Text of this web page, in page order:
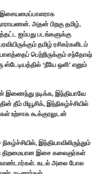
இசையமைப்பாளராக
அதன் பிறகு தமிழ்,
ஐம்பது படங்களுக்கு
தமிழ் ரசிகர்களிடம்
பெற்றிருக்கும் சந்தோஷ்
‘நீயே ஒளி’ எனும்
இணைந்து நடிக்க, இந்தியாவே
தீம் மியூசிக், இந்நிகழ்ச்சியில்
உற்சாக கூக்குரலுடன்
இந்தியாவிலிருந்தும்
திறமையான இசை கலைஞர்கள்
கடல் அலை போல